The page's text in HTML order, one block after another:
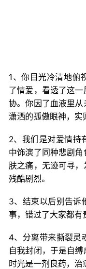
1、你目光冷清地俯
了情爱，看透了这
协。你因了血液里
潇洒的孤傲眼神，实
2、我们是对爱情持
中饰演了同种悲剧
肤之痛，无迹可寻
残酷剧烈。
3、结束以后别告诉
事，错过了大家都有
4、分离带来撕裂灵
自我封闭，于是自缚
时光是一剂良药，治